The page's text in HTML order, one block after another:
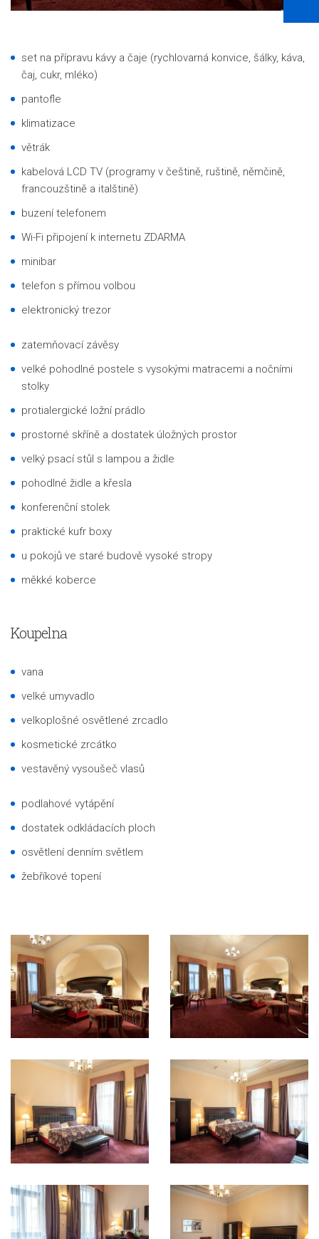
set na přípravu kávy a čaje (rychlovarná konvice, šálky, káva,
čaj, cukr, mléko)
pantofle
klimatizace
větrák
kabelová LCD TV (programy v češtině, ruštině, němčině,
francouzštině a italštině)
buzení telefonem
Wi-Fi připojení k internetu ZDARMA
minibar
telefon s přímou volbou
elektronický trezor
zatemňovací závěsy
velké pohodlné postele s vysokými matracemi a nočními
stolky
protialergické ložní prádlo
prostorné skříně a dostatek úložných prostor
velký psací stůl s lampou a židle
pohodlné židle a křesla
konferenční stolek
praktické kufr boxy
u pokojů ve staré budově vysoké stropy
měkké koberce
Koupelna
vana
velké umyvadlo
velkoplošné osvětlené zrcadlo
kosmetické zrcátko
vestavěný vysoušeč vlasů
podlahové vytápění
dostatek odkládacích ploch
osvětlení denním světlem
žebříkové topení